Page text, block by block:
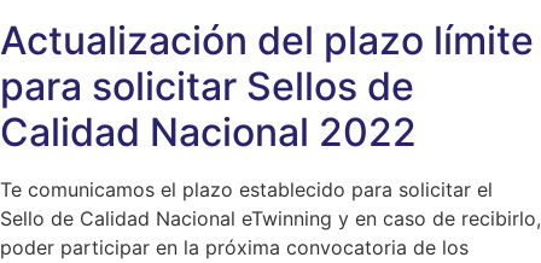
Actualización del plazo límite
para solicitar Sellos de
Calidad Nacional 2022
Te comunicamos el plazo establecido para solicitar el
Sello de Calidad Nacional eTwinning y en caso de recibirlo,
poder participar en la próxima convocatoria de los